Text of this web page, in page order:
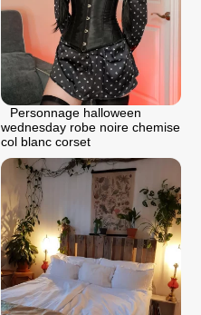
Personnage halloween
wednesday robe noire chemise
col blanc corset